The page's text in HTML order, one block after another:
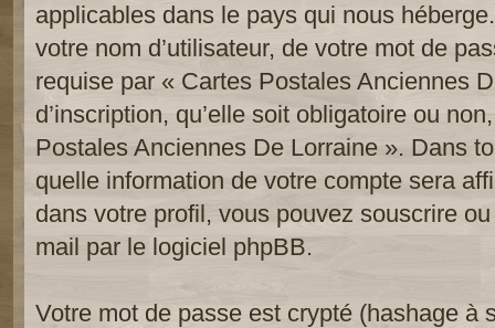
applicables dans le pays qui nous
votre nom d’utilisateur, de votre mot de
requise par « Cartes Postales Anciennes
d’inscription, qu’elle soit obligatoire ou
Postales Anciennes De Lorraine ». Dans
quelle information de votre compte sera
dans votre profil, vous pouvez souscrire ou
mail par le logiciel phpBB.
Votre mot de passe est crypté (hashage à